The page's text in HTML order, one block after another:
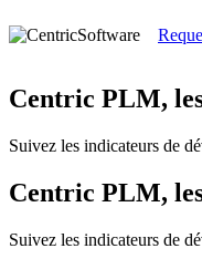
Centric PLM,
Suivez les indicateurs de
Centric PLM,
Suivez les indicateurs de